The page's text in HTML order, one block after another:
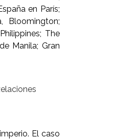
en París;
Bloomington;
The
Manila; Gran
El caso